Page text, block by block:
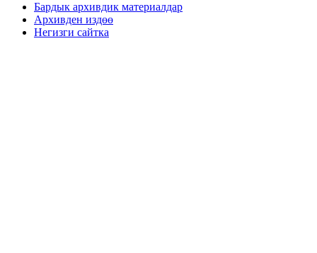
Бардык архивдик материалдар
Архивден издөө
Негизги сайтка